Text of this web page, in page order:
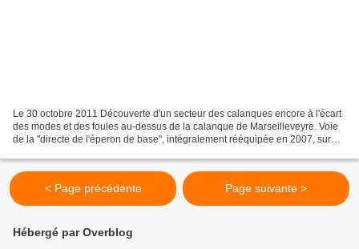
Le 30 octobre 2011 Découverte d'un secteur des calanques encore à l'écart
des modes et des foules au-dessus de la calanque de Marseilleveyre. Voie
de la "directe de l'éperon de base", intégralement rééquipée en 2007, sur
< Page précédente Page suivante >
Hébergé par Overblog